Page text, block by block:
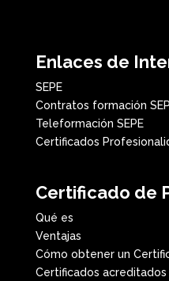
Enlaces de
SEPE
Contratos formación
Teleformación SEPE
Certificados
Certificado de
Qué es
Ventajas
Cómo obtener un
Certificados acreditados